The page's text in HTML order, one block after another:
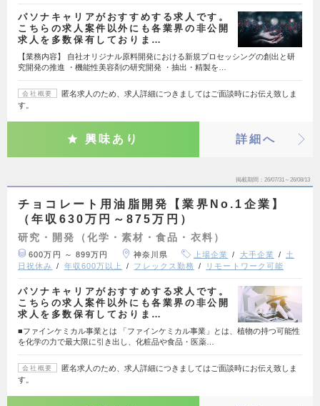
パソナキャリアがおすすめする求人です。
こちらの求人案件以外にも各業界の非公開
求人を多数保有しておりま…
【業務内容】 自社オリジナル原料開発における新規プロセッシングの創出と研
究開発の推進 ・機能性美容剤の研究開発 ・抽出・精製を…
会社概要
匿名求人のため、求人詳細につきましてはご面談時にお伝え致しま
す。
興味あり 詳細へ
掲載期間 26/07/31～26/08/13
チョコレート用油脂開発【業界No.1企業】
（年収630万円～875万円）
研究・開発（化学・素材・食品・衣料）
600万円 ～ 899万円 神奈川県 上場企業 大手企業
土
日祝休み
年収600万以上 フレックス勤務 リモートワーク可能
パソナキャリアがおすすめする求人です。
こちらの求人案件以外にも各業界の非公開
求人を多数保有しておりま…
■ファインケミカル事業とは 「ファインケミカル事業」とは、植物の持つ可能性
を化学の力で最大限に引き出し、化粧品や食品・医薬…
会社概要
匿名求人のため、求人詳細につきましてはご面談時にお伝え致しま
す。